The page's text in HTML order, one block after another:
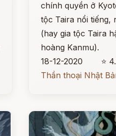
chính quyền ở
tộc Taira nổi tiếng,
(hay gia tộc Taira
hoàng Kanmu).
18-12-2020
⭐
Thần thoại Nhật